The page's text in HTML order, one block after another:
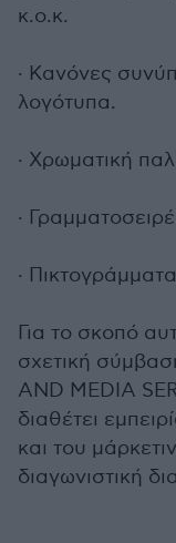
κ.ο.κ.
· Κανόνες
λογότυπα.
· Χρωματική
·
·
Για το σκοπό
σχετική
AND MEDIA
διαθέτει
και του
διαγωνιστική